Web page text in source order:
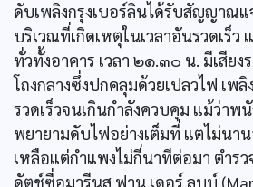
ดับเพลิงกรุงเบอร์ลินได้รับสัญญาณแ
บริเวณที่เกิดเหตุในเวลาอันรวดเร็ว
ทั่วทั้งอาคาร เวลา ๒๑.๓๐ น. มีเสียง
โถงกลางซึ่งปกคลุมด้วยเปลวไฟ เพลิ
รวดเร็วจนเกินกำลังควบคุม แม้ว่าพ
พยายามดับไฟอย่างเต็มที่ แตไม่นา
เหลือแต่กำแพงไม่กี่นาทีต่อมา ตำร
ดัตช์ซื่อมารีนุส ฟาน เดอร์ ลูบบ์